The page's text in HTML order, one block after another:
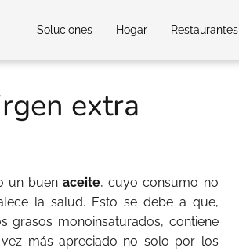
Soluciones Hogar Restaurantes
extra
un buenaceite, cuyo consumo no
la salud. Esto se debe a que,
grasos monoinsaturados, contiene
más apreciado no solo por los